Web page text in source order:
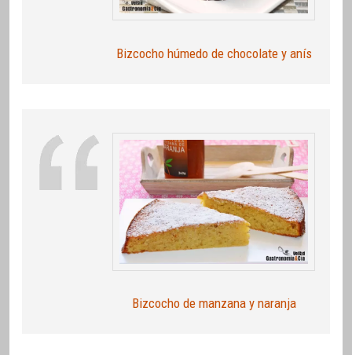
Bizcocho húmedo de chocolate y anís
Bizcocho de manzana y naranja